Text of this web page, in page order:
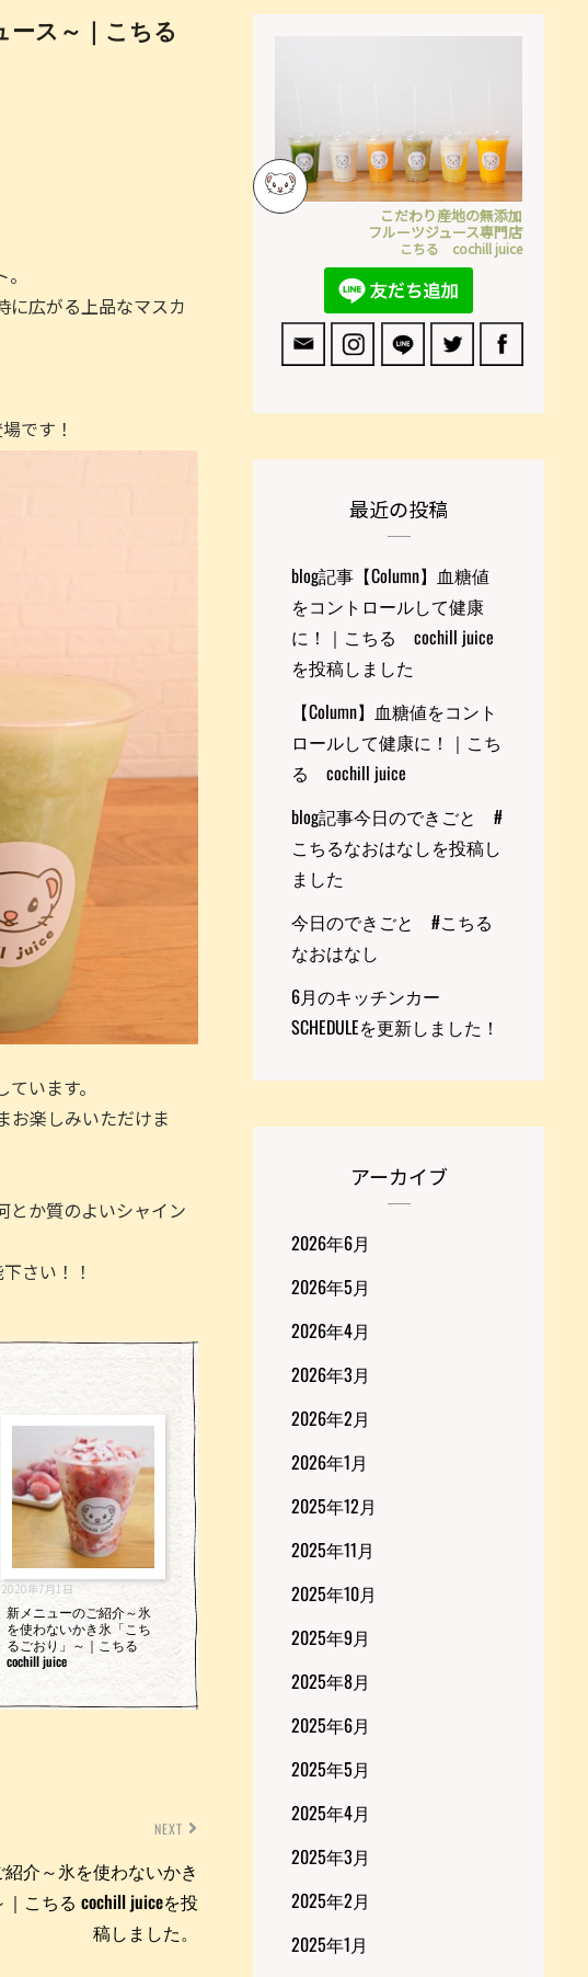
ース～｜こちる
に広がる上品なマスカ
です！
います。
お楽しみいただけま
とか質のよいシャイン
さい！！
2020年7月1日
新メニューのご紹介～氷
を使わないかき氷「こち
るごおり」～｜こちる
cochill juice
NEXT
介～氷を使わないかき
こちる cochill juiceを投
稿しました。
こだわり産地の無添加
フルーツジュース専門店
こちる cochill juice
最近の投稿
blog記事【Column】血糖値
をコントロールして健康
に！｜こちる cochill juice
を投稿しました
【Column】血糖値をコント
ロールして健康に！｜こち
る cochill juice
blog記事今日のできごと #
こちるなおはなしを投稿し
ました
今日のできごと #こちる
なおはなし
6月のキッチンカー
SCHEDULEを更新しました！
アーカイブ
2026年6月
2026年5月
2026年4月
2026年3月
2026年2月
2026年1月
2025年12月
2025年11月
2025年10月
2025年9月
2025年8月
2025年6月
2025年5月
2025年4月
2025年3月
2025年2月
2025年1月